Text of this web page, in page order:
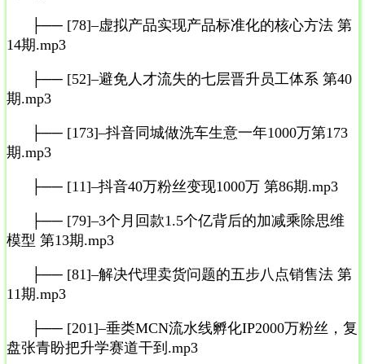
├── [78]–虚拟产品实现产品标准化的核心方法 第
14期.mp3
├── [52]–避免人才流失的七层晋升员工体系 第40
期.mp3
├── [173]–抖音同城做洗车生意一年1000万第173
期.mp3
├── [11]–抖音40万粉丝变现1000万 第86期.mp3
├── [79]–3个月回款1.5个亿背后的加减乘除思维
模型 第13期.mp3
├── [81]–解决代理卖货问题的五步八点销售法 第
11期.mp3
├── [201]–垂类MCN流水线孵化IP2000万粉丝，复
盘张青盼把升学赛道干到.mp3